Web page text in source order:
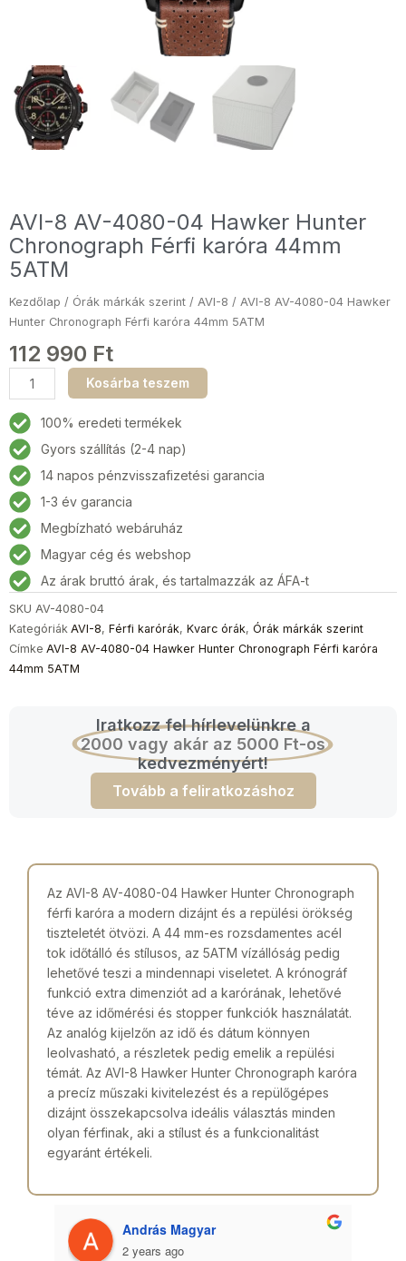
AVI-8 AV-4080-04 Hawker Hunter
Chronograph Férfi karóra 44mm
5ATM
Kezdőlap / Órák márkák szerint / AVI-8 / AVI-8 AV-4080-04 Hawker
Hunter Chronograph Férfi karóra 44mm 5ATM
112 990 Ft
AVI-
8
AV-
4080-
04
Hawker
Hunter
Chronograph
Férfi
karóra
44mm
5ATM
mennyiség
Kosárba teszem
100% eredeti termékek
Gyors szállítás (2-4 nap)
14 napos pénzvisszafizetési garancia
1-3 év garancia
Megbízható webáruház
Magyar cég és webshop
Az árak bruttó árak, és tartalmazzák az ÁFA-t
SKU AV-4080-04
Kategóriák AVI-8, Férfi karórák, Kvarc órák, Órák márkák szerint
Címke AVI-8 AV-4080-04 Hawker Hunter Chronograph Férfi karóra
44mm 5ATM
Iratkozz fel hírlevelünkre a
2000 vagy akár az 5000 Ft-os
kedvezményért!
Tovább a feliratkozáshoz
Az AVI-8 AV-4080-04 Hawker Hunter Chronograph
férfi karóra a modern dizájnt és a repülési örökség
tiszteletét ötvözi. A 44 mm-es rozsdamentes acél
tok időtálló és stílusos, az 5ATM vízállóság pedig
lehetővé teszi a mindennapi viseletet. A krónográf
funkció extra dimenziót ad a karórának, lehetővé
téve az időmérési és stopper funkciók használatát.
Az analóg kijelzőn az idő és dátum könnyen
leolvasható, a részletek pedig emelik a repülési
témát. Az AVI-8 Hawker Hunter Chronograph karóra
a precíz műszaki kivitelezést és a repülőgépes
dizájnt összekapcsolva ideális választás minden
olyan férfinak, aki a stílust és a funkcionalitást
egyaránt értékeli.
András Magyar
2 years ago